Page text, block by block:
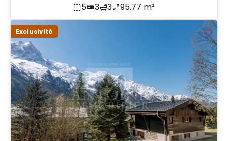
5
3 3 95.77 m²
Exclusivité